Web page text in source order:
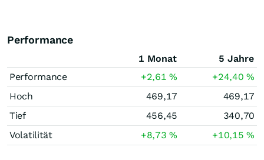
Performance
1 Monat
5 Jahre
Performance
+2,61% +24,40%
Hoch
469,17
469,17
Tief
456,45
340,70
Volatilität
+8,73% +10,15%